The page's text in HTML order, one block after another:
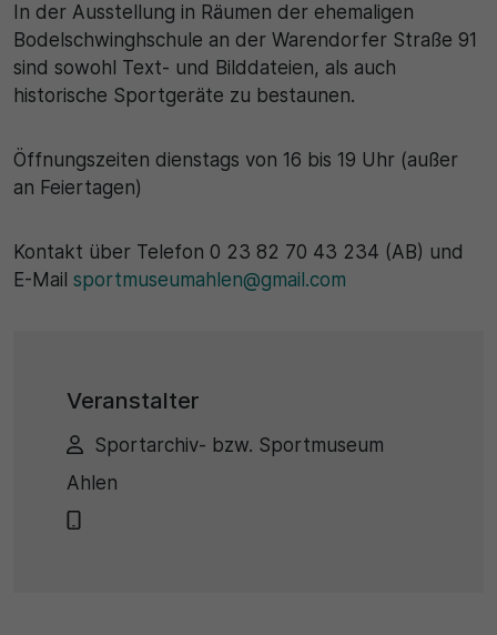
In der Ausstellung in Räumen der ehemaligen
Bodelschwinghschule an der Warendorfer Straße 91
sind sowohl Text- und Bilddateien, als auch
historische Sportgeräte zu bestaunen.
Öffnungszeiten dienstags von 16 bis 19 Uhr (außer
an Feiertagen)
Kontakt über Telefon 0 23 82 70 43 234 (AB) und
E-Mail sportmuseumahlen@gmail.com
Veranstalter
Sportarchiv- bzw. Sportmuseum
Ahlen